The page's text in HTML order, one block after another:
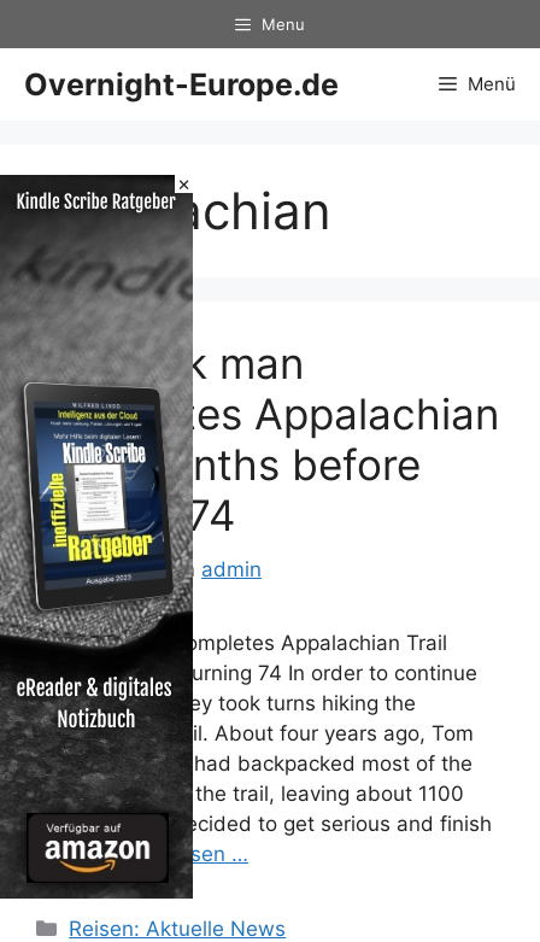
×
Inhalt
springen
Menu
Overnight-Europe.de Menü
Appalachian
Live Oak man
completes Appalachian
Trail months before
turning 74
1. April 2013 von admin
Live Oak man completes Appalachian Trail
months before turning 74 In order to continue
backpacking, they took turns hiking the
Appalachian Trail. About four years ago, Tom
realized that he had backpacked most of the
southern half of the trail, leaving about 1100
miles to go. “I decided to get serious and finish
it,” … …Weiterlesen …
Kategorien
Reisen: Aktuelle News